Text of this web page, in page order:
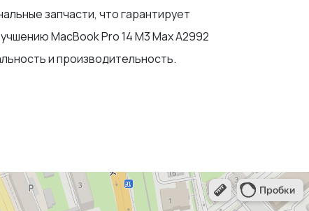
запчасти, что гарантирует
MacBook Pro 14 M3 Max A2992
и производительность.